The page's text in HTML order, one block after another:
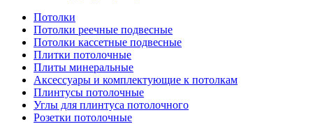
Потолки
Потолки реечные подвесные
Потолки кассетные подвесные
Плитки потолочные
Плиты минеральные
Аксессуары и комплектующие к потолкам
Плинтусы потолочные
Углы для плинтуса потолочного
Розетки потолочные